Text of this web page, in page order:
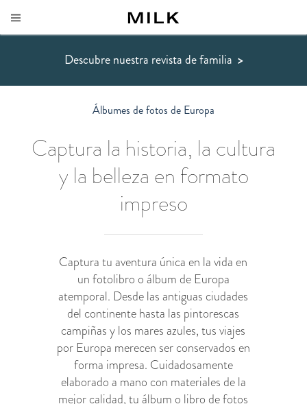
Descubre nuestra revista de familia >
Álbumes de fotos de Europa
Captura la historia, la cultura
y la belleza en formato
impreso
Captura tu aventura única en la vida en
un fotolibro o álbum de Europa
atemporal. Desde las antiguas ciudades
del continente hasta las pintorescas
campiñas y los mares azules, tus viajes
por Europa merecen ser conservados en
forma impresa. Cuidadosamente
elaborado a mano con materiales de la
mejor calidad, tu álbum o libro de fotos